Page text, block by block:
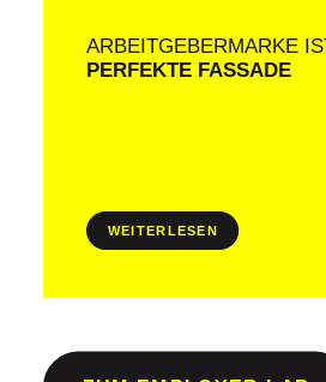
ARBEITGEBERMARKE
PERFEKTE FASSADE
WEITERLESEN